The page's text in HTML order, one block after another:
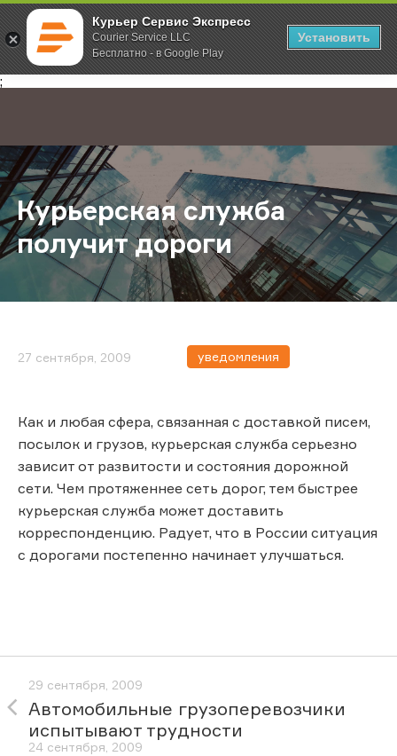
Курьер Сервис Экспресс
Courier Service LLC
Бесплатно - в Google Play
Установить
;
Главная О компании Новости Курьерская служба получит
Курьерская служба
получит дороги
27 сентября, 2009 уведомления
Как и любая сфера, связанная с доставкой писем,
посылок и грузов, курьерская служба серьезно
зависит от развитости и состояния дорожной
сети. Чем протяженнее сеть дорог, тем быстрее
курьерская служба может доставить
корреспонденцию. Радует, что в России ситуация
с дорогами постепенно начинает улучшаться.
29 сентября, 2009
Автомобильные грузоперевозчики
испытывают трудности
24 сентября, 2009